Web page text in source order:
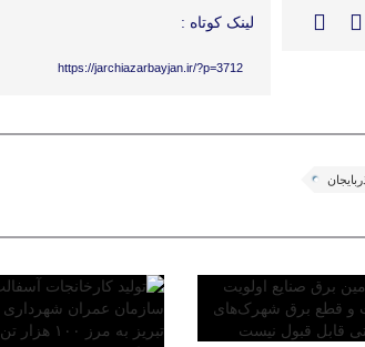
لینک کوتاه :
https://jarchiazarbayjan.ir/?p=3712